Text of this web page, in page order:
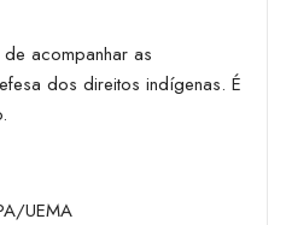
acompanhar as
dos direitos indígenas. É
UEMA